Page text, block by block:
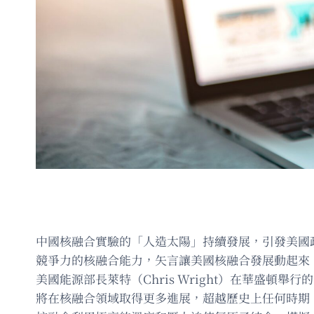
中國核融合實驗的「人造太陽」持續發展，引發美
競爭力的核融合能力，矢言讓美國核融合發展動起來
美國能源部長萊特（Chris Wright）在華盛頓舉行
將在核融合領域取得更多進展，超越歷史上任何時期